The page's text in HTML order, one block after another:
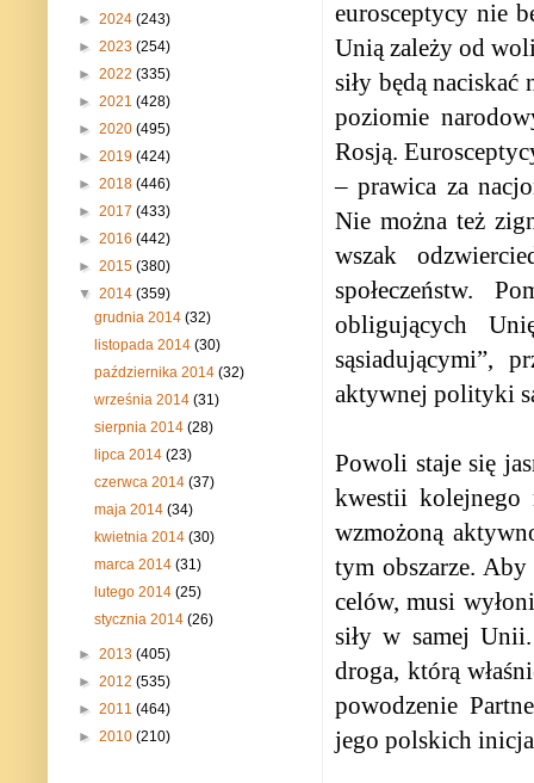
eurosceptycy nie
Unią zależy od
siły będą
poziomie
Rosją.
– prawica za
Nie można też
wszak
społeczeństw.
obligujących
sąsiadującymi”,
aktywnej polityki
Powoli staje się
kwestii kolejnego
wzmożoną
tym obszarze.
celów, musi
siły w samej Unii.
droga, którą
powodzenie
jego polskich
► 2024 (243)
► 2023 (254)
► 2022 (335)
► 2021 (428)
► 2020 (495)
► 2019 (424)
► 2018 (446)
► 2017 (433)
► 2016 (442)
► 2015 (380)
▼ 2014 (359)
grudnia 2014(32)
listopada 2014(30)
października 2014(32)
września 2014(31)
sierpnia 2014(28)
lipca 2014(23)
czerwca 2014(37)
maja 2014(34)
kwietnia 2014(30)
marca 2014(31)
lutego 2014(25)
stycznia 2014(26)
► 2013 (405)
► 2012 (535)
► 2011 (464)
► 2010 (210)